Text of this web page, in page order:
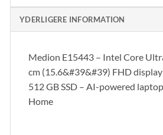
YDERLIGERE INFORMATION
Medion E15443 – Intel Core
cm (15.6&#39&#39) FHD
512 GB SSD – AI-powered
Home